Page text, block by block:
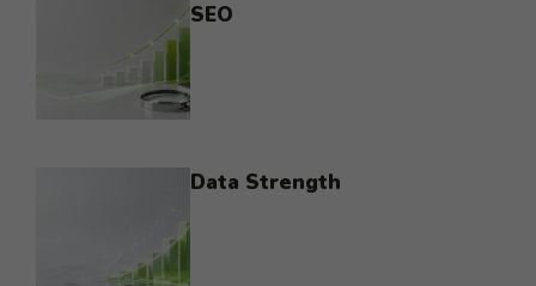
SEO
Data Strength